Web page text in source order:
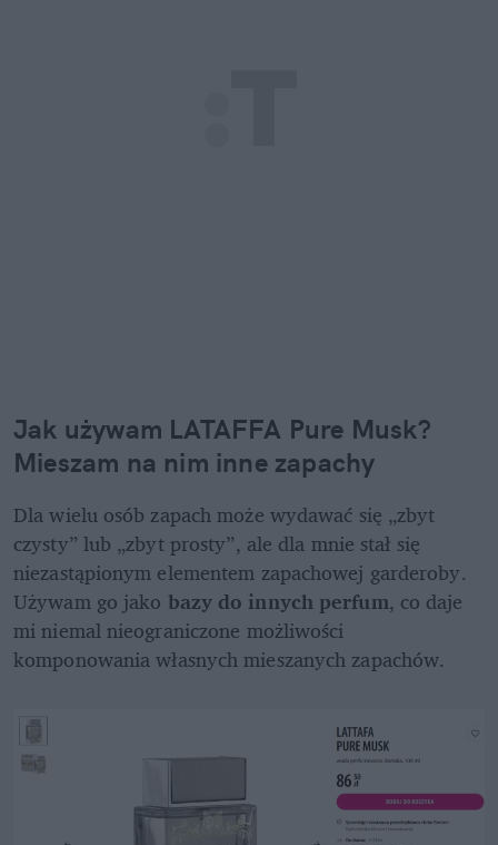
Jak używam LATAFFA Pure Musk?
Mieszam na nim inne zapachy
Dla wielu osób zapach może wydawać się „zbyt
czysty” lub „zbyt prosty”, ale dla mnie stał się
niezastąpionym elementem zapachowej garderoby.
Używam go jako bazy do innych perfum, co daje
mi niemal nieograniczone możliwości
komponowania własnych mieszanych zapachów.